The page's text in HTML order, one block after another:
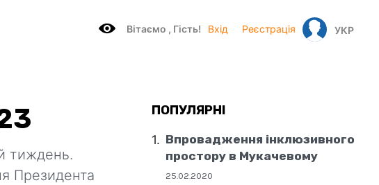
Вітаємo , Гість! Вхід Реєстрація УКР
тиждень.
Президента
ПОПУЛЯРНІ
Впровадження інклюзивного
простору в Мукачевому
25.02.2020